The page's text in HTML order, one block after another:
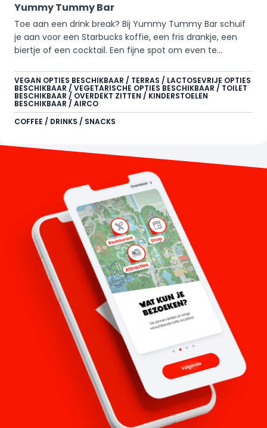
Yummy Tummy Bar
Toe aan een drink break? Bij Yummy Tummy Bar schuif
je aan voor een Starbucks koffie, een fris drankje, een
biertje of een cocktail. Een fijne spot om even te
VEGAN OPTIES BESCHIKBAAR / TERRAS / LACTOSEVRIJE OPTIES
BESCHIKBAAR / VEGETARISCHE OPTIES BESCHIKBAAR / TOILET
BESCHIKBAAR / OVERDEKT ZITTEN / KINDERSTOELEN
BESCHIKBAAR / AIRCO
COFFEE / DRINKS / SNACKS